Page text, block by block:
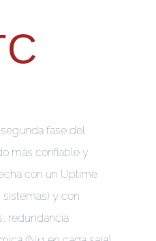
fase del
más confiable y
con un Uptime
sistemas) y con
redundancia